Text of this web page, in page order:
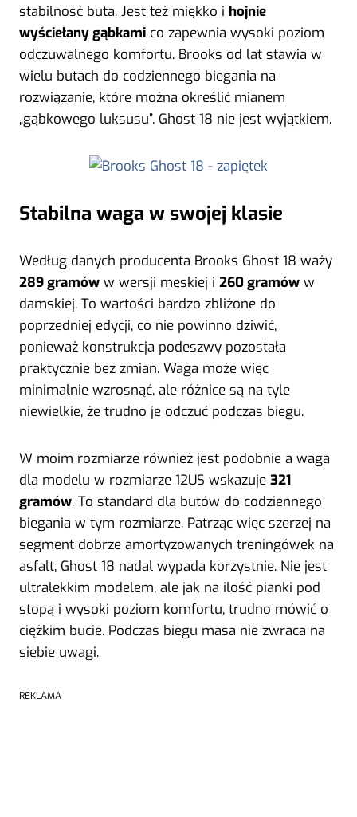
stabilność buta. Jest też miękko i hojnie
wyściełany gąbkami co zapewnia wysoki poziom
odczuwalnego komfortu. Brooks od lat stawia w
wielu butach do codziennego biegania na
rozwiązanie, które można określić mianem
„gąbkowego luksusu”. Ghost 18 nie jest wyjątkiem.
Stabilna waga w swojej klasie
Według danych producenta Brooks Ghost 18 waży
289 gramów w wersji męskiej i 260 gramów w
damskiej. To wartości bardzo zbliżone do
poprzedniej edycji, co nie powinno dziwić,
ponieważ konstrukcja podeszwy pozostała
praktycznie bez zmian. Waga może więc
minimalnie wzrosnąć, ale różnice są na tyle
niewielkie, że trudno je odczuć podczas biegu.
W moim rozmiarze również jest podobnie a waga
dla modelu w rozmiarze 12US wskazuje 321
gramów. To standard dla butów do codziennego
biegania w tym rozmiarze. Patrząc więc szerzej na
segment dobrze amortyzowanych treningówek na
asfalt, Ghost 18 nadal wypada korzystnie. Nie jest
ultralekkim modelem, ale jak na ilość pianki pod
stopą i wysoki poziom komfortu, trudno mówić o
ciężkim bucie. Podczas biegu masa nie zwraca na
siebie uwagi.
REKLAMA